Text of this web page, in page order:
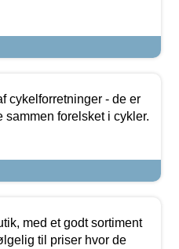
cykelforretninger - de er
forelsket i cykler.
med et godt sortiment
til priser hvor de